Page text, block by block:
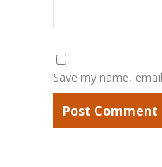
Save my name,